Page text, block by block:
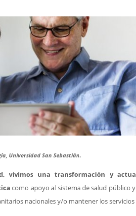
Universidad San Sebastián.
vivimos una transformación y
como apoyo al sistema de salud público
nacionales y/o mantener los servicios